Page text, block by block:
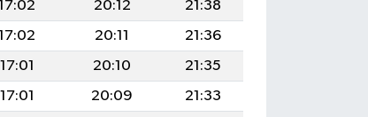
20:12
21:38
20:11
21:36
17:01 20:10
21:35
17:01 20:09
21:33